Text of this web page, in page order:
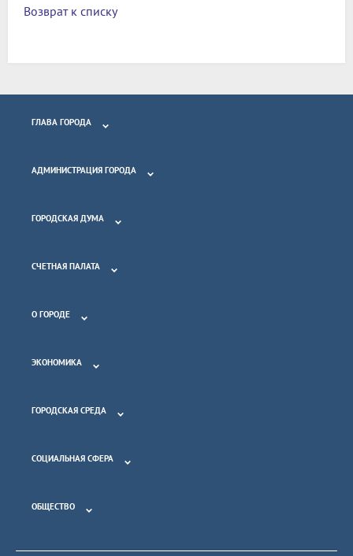
Возврат к списку
ГЛАВА ГОРОДА
АДМИНИСТРАЦИЯ ГОРОДА
ГОРОДСКАЯ ДУМА
СЧЕТНАЯ ПАЛАТА
О ГОРОДЕ
ЭКОНОМИКА
ГОРОДСКАЯ СРЕДА
СОЦИАЛЬНАЯ СФЕРА
ОБЩЕСТВО